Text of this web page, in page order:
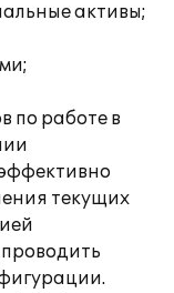
активы;
по работе в
текущих